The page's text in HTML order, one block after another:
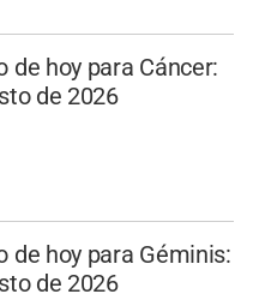
de hoy para Cáncer:
de 2026
de hoy para Géminis:
de 2026